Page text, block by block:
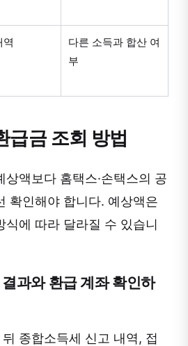
역
다른 소득과 합산 여
부
급금 조회 방법
상액보다 홈택스·손택스의 공
확인해야 합니다. 예상액은
식에 따라 달라질 수 있습니
과와 환급 계좌 확인하
종합소득세 신고 내역, 접